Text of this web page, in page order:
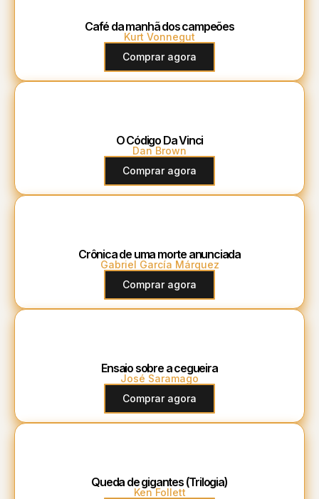
Café da manhã dos campeões
Kurt Vonnegut
Comprar agora
O Código Da Vinci
Dan Brown
Comprar agora
Crônica de uma morte anunciada
Gabriel García Márquez
Comprar agora
Ensaio sobre a cegueira
José Saramago
Comprar agora
Queda de gigantes (Trilogia)
Ken Follett